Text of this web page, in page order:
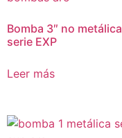
Bomba 3″ no metálica
serie EXP
Leer más